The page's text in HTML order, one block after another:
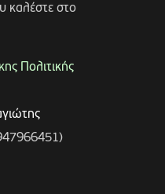
καλέστε στο
Πολιτικής